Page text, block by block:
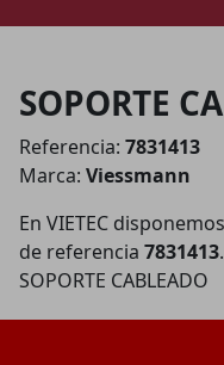
SOPORTE
Referencia: 7831413
Marca: Viessmann
En VIETEC
de referencia 7831413.
SOPORTE CABLEADO